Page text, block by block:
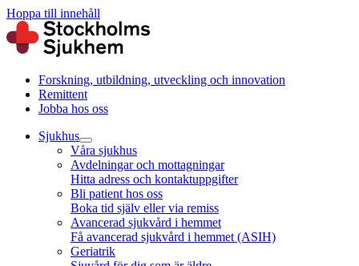
Hoppa till innehåll
Forskning, utbildning, utveckling och innovation
Remittent
Jobba hos oss
Sjukhus
Våra sjukhus
Avdelningar och mottagningar
Hitta adress och kontaktuppgifter
Bli patient hos oss
Boka tid själv eller via remiss
Avancerad sjukvård i hemmet
Få avancerad sjukvård i hemmet (ASIH)
Geriatrik